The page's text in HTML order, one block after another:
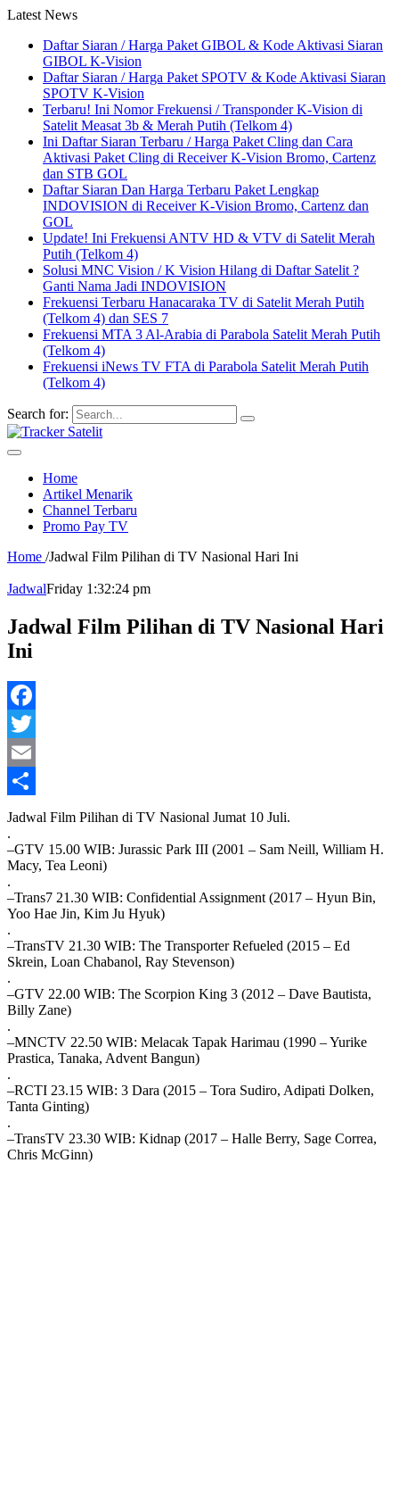
Latest News
Daftar Siaran / Harga Paket GIBOL & Kode Aktivasi Siaran
GIBOL K-Vision
Daftar Siaran / Harga Paket SPOTV & Kode Aktivasi Siaran
SPOTV K-Vision
Terbaru! Ini Nomor Frekuensi / Transponder K-Vision di
Satelit Measat 3b & Merah Putih (Telkom 4)
Ini Daftar Siaran Terbaru / Harga Paket Cling dan Cara
Aktivasi Paket Cling di Receiver K-Vision Bromo, Cartenz
dan STB GOL
Daftar Siaran Dan Harga Terbaru Paket Lengkap
INDOVISION di Receiver K-Vision Bromo, Cartenz dan
GOL
Update! Ini Frekuensi ANTV HD & VTV di Satelit Merah
Putih (Telkom 4)
Solusi MNC Vision / K Vision Hilang di Daftar Satelit ?
Ganti Nama Jadi INDOVISION
Frekuensi Terbaru Hanacaraka TV di Satelit Merah Putih
(Telkom 4) dan SES 7
Frekuensi MTA 3 Al-Arabia di Parabola Satelit Merah Putih
(Telkom 4)
Frekuensi iNews TV FTA di Parabola Satelit Merah Putih
(Telkom 4)
Search for:
Home
Artikel Menarik
Channel Terbaru
Promo Pay TV
Home /Jadwal Film Pilihan di TV Nasional Hari Ini
JadwalFriday 1:32:24 pm
Jadwal Film Pilihan di TV Nasional Hari
Ini
Facebook
Twitter
Email
Share
Jadwal Film Pilihan di TV Nasional Jumat 10 Juli.
.
–GTV 15.00 WIB: Jurassic Park III (2001 – Sam Neill, William H.
Macy, Tea Leoni)
.
–Trans7 21.30 WIB: Confidential Assignment (2017 – Hyun Bin,
Yoo Hae Jin, Kim Ju Hyuk)
.
–TransTV 21.30 WIB: The Transporter Refueled (2015 – Ed
Skrein, Loan Chabanol, Ray Stevenson)
.
–GTV 22.00 WIB: The Scorpion King 3 (2012 – Dave Bautista,
Billy Zane)
.
–MNCTV 22.50 WIB: Melacak Tapak Harimau (1990 – Yurike
Prastica, Tanaka, Advent Bangun)
.
–RCTI 23.15 WIB: 3 Dara (2015 – Tora Sudiro, Adipati Dolken,
Tanta Ginting)
.
–TransTV 23.30 WIB: Kidnap (2017 – Halle Berry, Sage Correa,
Chris McGinn)